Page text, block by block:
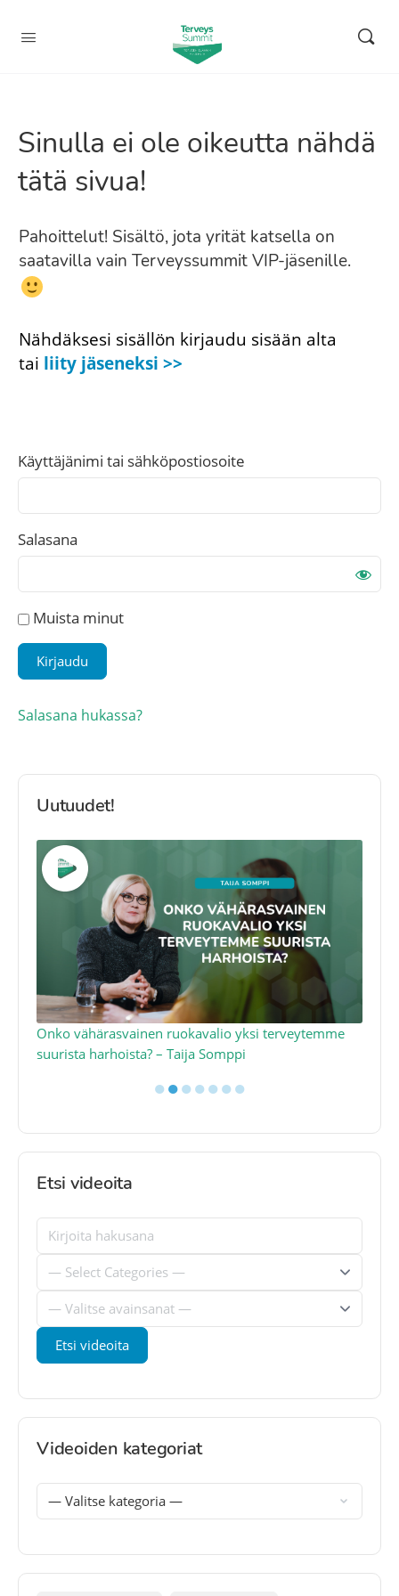
Sinulla ei ole oikeutta nähdä
tätä sivua!
Pahoittelut! Sisältö, jota yrität katsella on
saatavilla vain Terveyssummit VIP-jäsenille.
Nähdäksesi sisällön kirjaudu sisään alta
tai liity jäseneksi >>
Käyttäjänimi tai sähköpostiosoite
Salasana
Muista minut
Salasana hukassa?
Uutuudet!
Onko vähärasvainen ruokavalio yksi terveytemme
suurista harhoista? – Taija Somppi
●●●●●●●
Etsi videoita
Videoiden kategoriat